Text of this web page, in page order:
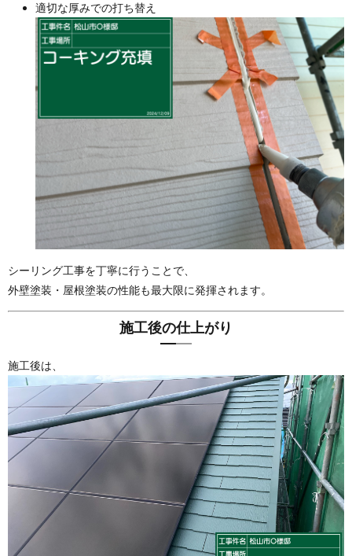
適切な厚みでの打ち替え
シーリング工事を丁寧に行うことで、
外壁塗装・屋根塗装の性能も最大限に発揮されます。
施工後の仕上がり
施工後は、